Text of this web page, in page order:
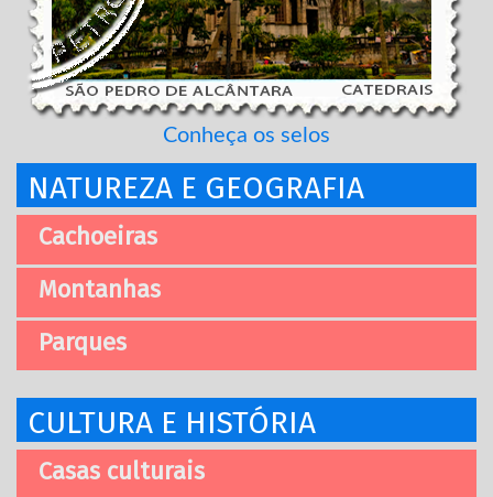
Conheça os selos
NATUREZA E GEOGRAFIA
Cachoeiras
Montanhas
Parques
CULTURA E HISTÓRIA
Casas culturais